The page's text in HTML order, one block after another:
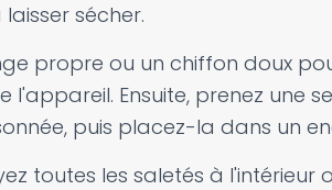
sécher.
propre ou un chiffon doux
l'appareil. Ensuite, prenez une
puis placez-la dans un
toutes les saletés à l'intérieur